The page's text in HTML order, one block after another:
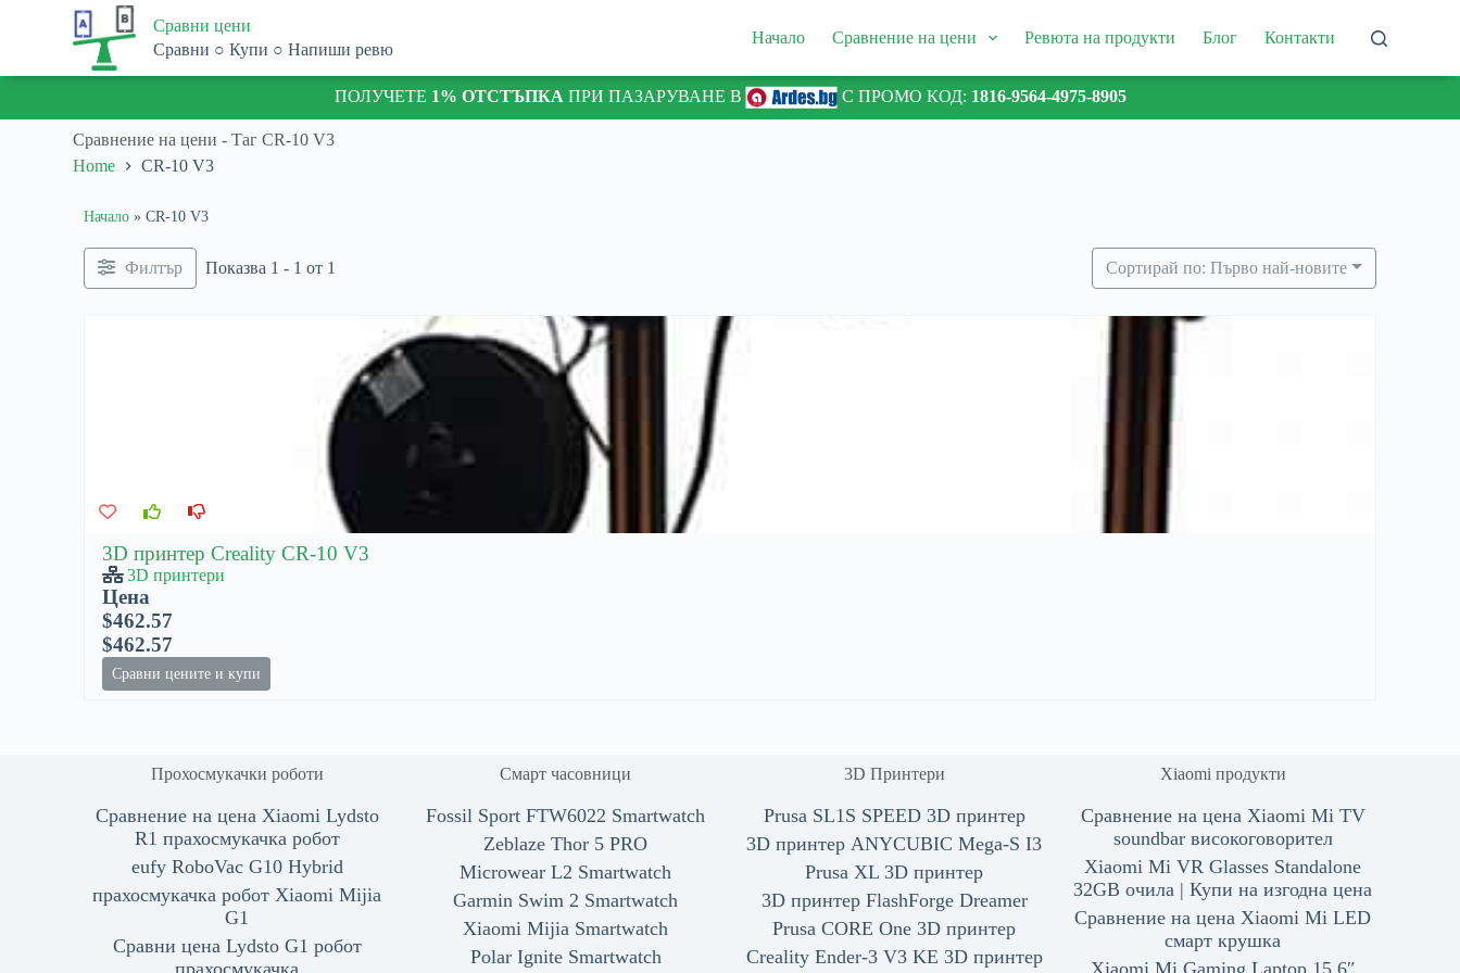
p
o
Сравни цени
Сравни ○ Купи ○ Напиши ревю
Начало Сравнение на цени Ревюта на продукти Блог Контакти
ПОЛУЧЕТЕ 1% ОТСТЪПКА ПРИ ПАЗАРУВАНЕ В С ПРОМО КОД: 1816-9564-4975-8905
Сравнение на цени - Таг CR-10 V3
Home
CR-10 V3
Начало »CR-10 V3
Филтър Показва 1 - 1 от 1 Сортирай по: Първо най-новите
3D принтер Creality CR-10 V3
3D принтери
Цена
$462.57
$462.57
Сравни цените и купи
Прохосмукачки роботи
Сравнение на цена Xiaomi Lydsto
R1 прахосмукачка робот
eufy RoboVac G10 Hybrid
прахосмукачка робот Xiaomi Mijia
G1
Сравни цена Lydsto G1 робот
Смарт часовници
Fossil Sport FTW6022 Smartwatch
Zeblaze Thor 5 PRO
Microwear L2 Smartwatch
Garmin Swim 2 Smartwatch
Xiaomi Mijia Smartwatch
Polar Ignite Smartwatch
3D Принтери
Prusa SL1S SPEED 3D принтер
3D принтер ANYCUBIC Mega-S I3
Prusa XL 3D принтер
3D принтер FlashForge Dreamer
Prusa CORE One 3D принтер
Creality Ender-3 V3 KE 3D принтер
Xiaomi продукти
Сравнение на цена Xiaomi Mi TV
soundbar високоговорител
Xiaomi Mi VR Glasses Standalone
32GB очила | Купи на изгодна цена
Сравнение на цена Xiaomi Mi LED
смарт крушка